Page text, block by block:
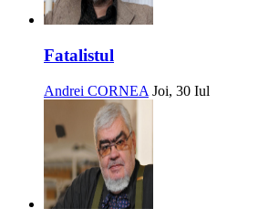
Fatalistul
Andrei CORNEA Joi, 30 Iul